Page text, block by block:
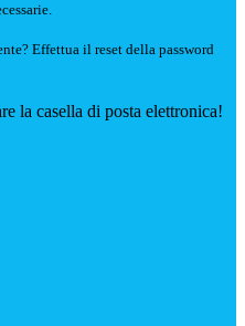
Effettua il reset della password
la casella di posta elettronica!